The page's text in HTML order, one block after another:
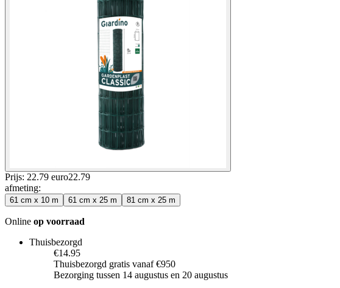
Prijs: 22.79 euro22.79
afmeting:
61 cm x 10 m 61 cm x 25 m 81 cm x 25 m
Online op voorraad
Thuisbezorgd
€14.95
Thuisbezorgd gratis vanaf €950
Bezorging tussen 14 augustus en 20 augustus